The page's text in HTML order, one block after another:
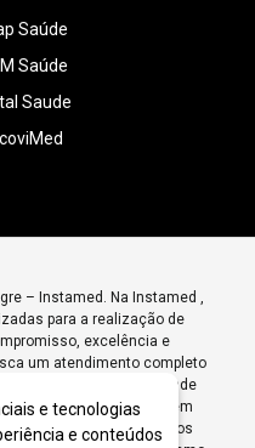
Saúde
Saúde
Saude
– Instamed. Na Instamed ,
para a realização de
excelência e
um atendimento completo
contato conosco e agende
Cintilografia Pulmonar em
precisos e tratamentos
e tecnologias
e conteúdos